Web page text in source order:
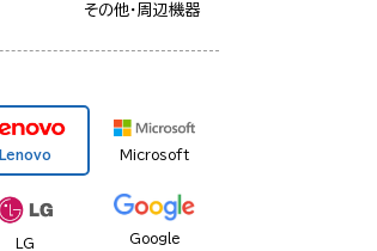
その他・周辺機器
Lenovo Microsoft
LG Google